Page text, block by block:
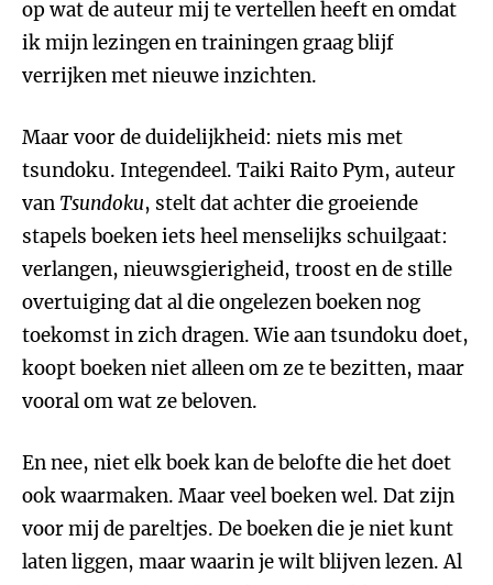
op wat de auteur mij te vertellen heeft en omdat
ik mijn lezingen en trainingen graag blijf
verrijken met nieuwe inzichten.
Maar voor de duidelijkheid: niets mis met
tsundoku. Integendeel. Taiki Raito Pym, auteur
van Tsundoku, stelt dat achter die groeiende
stapels boeken iets heel menselijks schuilgaat:
verlangen, nieuwsgierigheid, troost en de stille
overtuiging dat al die ongelezen boeken nog
toekomst in zich dragen. Wie aan tsundoku doet,
koopt boeken niet alleen om ze te bezitten, maar
vooral om wat ze beloven.
En nee, niet elk boek kan de belofte die het doet
ook waarmaken. Maar veel boeken wel. Dat zijn
voor mij de pareltjes. De boeken die je niet kunt
laten liggen, maar waarin je wilt blijven lezen. Al